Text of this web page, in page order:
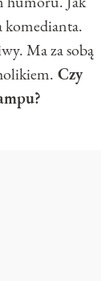
komedianta.
Ma za sobą
Czy